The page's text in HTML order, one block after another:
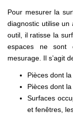
Pour mesurer la
diagnostic utilise un
outil, il ratisse la
espaces ne sont
mesurage. Il s’agit
Pièces dont
Pièces dont
Surfaces
et fenêtres,